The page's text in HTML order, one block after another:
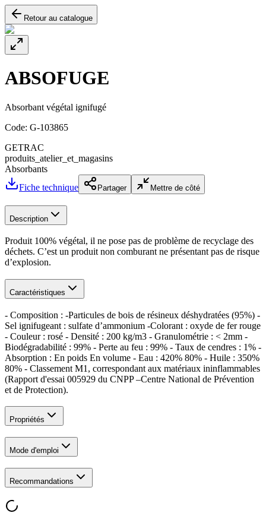
Retour au catalogue
ABSOFUGE
Absorbant végétal ignifugé
Code: G-103865
GETRAC
produits_atelier_et_magasins
Absorbants
Fiche technique
Partager Mettre de côté
Description
Produit 100% végétal, il ne pose pas de problème de recyclage des
déchets. C’est un produit non comburant ne présentant pas de risque
d’explosion.
Caractéristiques
- Composition : -Particules de bois de résineux déshydratées (95%) -
Sel ignifugeant : sulfate d’ammonium -Colorant : oxyde de fer rouge
- Couleur : rosé - Densité : 200 kg/m3 - Granulométrie : < 2mm -
Biodégradabilité : 99% - Perte au feu : 99% - Taux de cendres : 1% -
Absorption : En poids En volume - Eau : 420% 80% - Huile : 350%
80% - Classement M1, correspondant aux matériaux ininflammables
(Rapport d'essai 005929 du CNPP –Centre National de Prévention
et de Protection).
Propriétés
Mode d'emploi
Recommandations